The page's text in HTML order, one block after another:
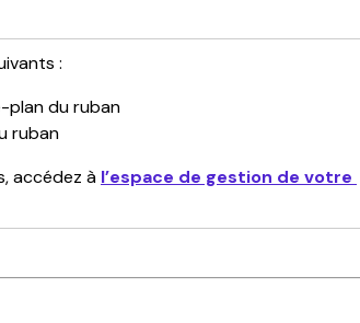
:
plan du ruban
ruban
accédez à l’espace de gestion de votre